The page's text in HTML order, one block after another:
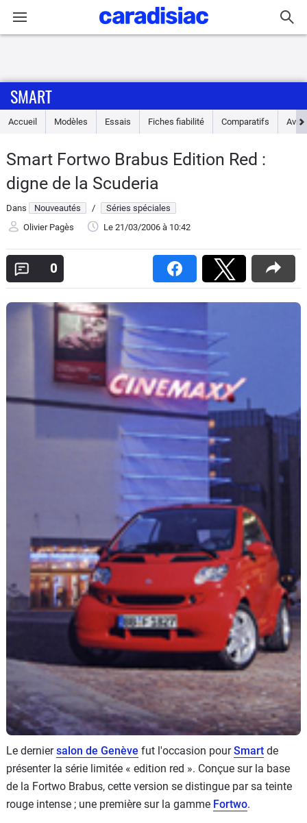
Accueil
Essais
Guide
d'achat
Electriques
Utilitaires
Forum
SMART
Accueil Modèles Essais Fiches fiabilité Comparatifs Avis
Smart Fortwo Brabus Edition Red :
digne de la Scuderia
Dans Nouveautés /
Séries spéciales
Olivier Pagès
Le 21/03/2006 à 10:42
0
Le derniersalon de Genève fut l'occasion pourSmart de
présenter la série limitée « edition red ». Conçue sur la base
de la Fortwo Brabus, cette version se distingue par sa teinte
rouge intense ; une première sur la gamme Fortwo.